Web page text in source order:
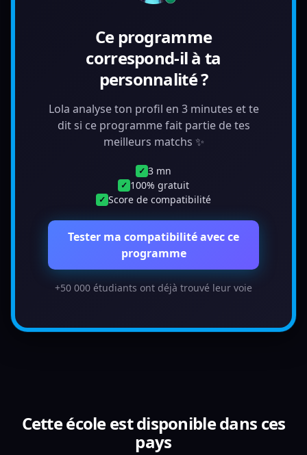
Ce programme
correspond-il à ta
personnalité ?
Lola analyse ton profil en 3 minutes et te
dit si ce programme fait partie de tes
meilleurs matchs ✨
✓ 3 mn
✓ 100% gratuit
✓ Score de compatibilité
Tester ma compatibilité avec ce
programme
+50 000 étudiants ont déjà trouvé leur voie
Cette école est disponible dans ces
pays